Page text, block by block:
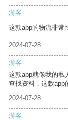
游客
这款app的物流非常
2024-07-28
游客
这款app就像我的私
查找资料，这款app
2024-07-28
游客